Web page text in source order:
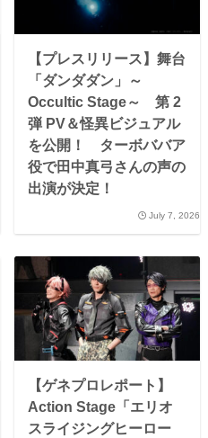
【プレスリリース】舞台
「ダンダダン」～
Occultic Stage～ 第 2
弾 PV＆怪異ビジュアル
を公開！ ターボババア
役で田中真弓さんの声の
出演が決定！
July 7, 2026
【ゲネプロレポート】
Action Stage「エリオ
スライジングヒーロー